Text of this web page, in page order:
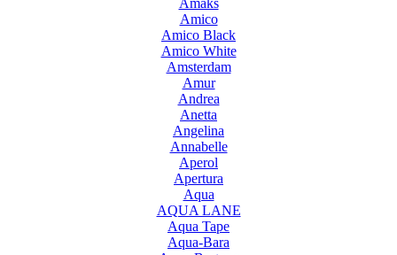
Amico
Amico Black
Amico White
Amsterdam
Amur
Andrea
Anetta
Angelina
Annabelle
Aperol
Apertura
Aqua
AQUA LANE
Aqua Tape
Aqua-Bara